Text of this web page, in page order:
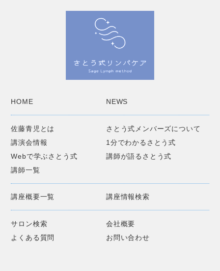
HOME NEWS
佐藤青児とは
さとう式メンバーズについて
講演会情報
1分でわかるさとう式
Webで学ぶさとう式
講師が語るさとう式
講師一覧
講座概要一覧 講座情報検索
サロン検索
会社概要
よくある質問
お問い合わせ